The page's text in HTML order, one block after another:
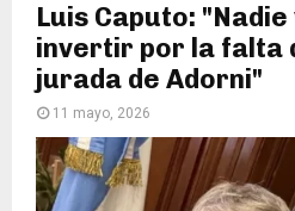
Luis Caputo:
invertir por la falta
jurada de Adorni"
11 mayo, 2026